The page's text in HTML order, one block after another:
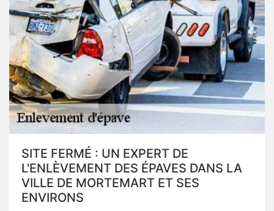
SITE FERMÉ : UN EXPERT DE
L'ENLÈVEMENT DES ÉPAVES DANS LA
VILLE DE MORTEMART ET SES
ENVIRONS